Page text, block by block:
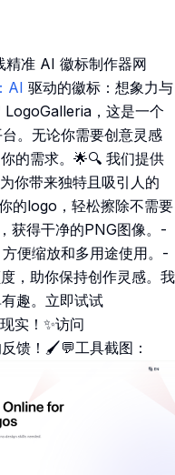
精准 AI 徽标制作器网
AI 驱动的徽标：想象力与
LogoGalleria，这是一个
。无论你需要创意灵感
的需求。🌟🔍 我们提供
你带来独特且吸引人的
的logo，轻松擦除不需要
获得干净的PNG图像。-
便缩放和多用途使用。-
，助你保持创作灵感。我
趣。立即试试
实！✨访问
馈！🖌️💬工具截图：